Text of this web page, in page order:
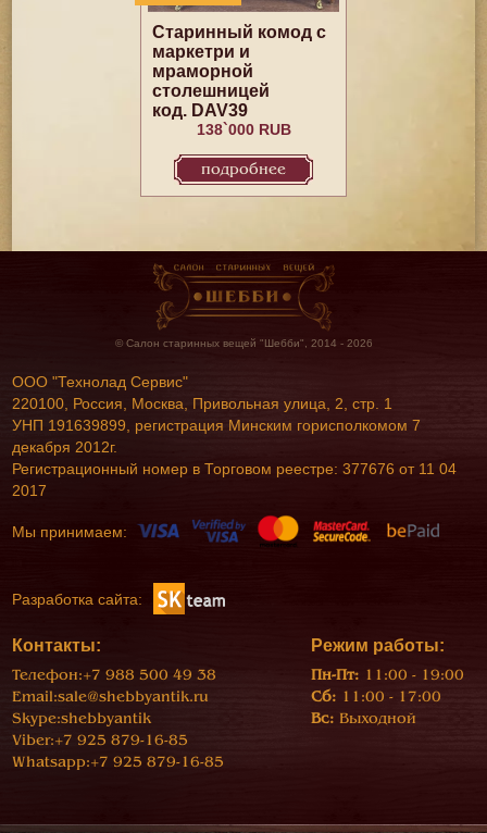
Старинный комод c
маркетри и
мраморной
столешницей
код. DAV39
138`000 RUB
подробнее
© Салон старинных вещей "Шебби", 2014 - 2026
ООО "Технолад Сервис"
220100, Россия, Москва, Привольная улица, 2, стр. 1
УНП 191639899, регистрация Минским горисполкомом 7
декабря 2012г.
Регистрационный номер в Торговом реестре: 377676 от 11 04
2017
Мы принимаем:
Разработка сайта:
Контакты:
Телефон:+7 988 500 49 38
Email:sale@shebbyantik.ru
Skype:shebbyantik
Viber:+7 925 879-16-85
Whatsapp:+7 925 879-16-85
Режим работы:
Пн-Пт: 11:00 - 19:00
Сб: 11:00 - 17:00
Вс: Выходной